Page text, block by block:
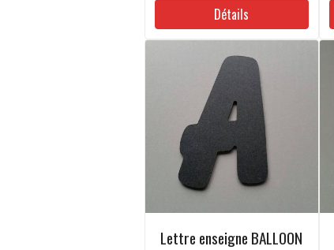
Détails
Lettre enseigne BALLOON